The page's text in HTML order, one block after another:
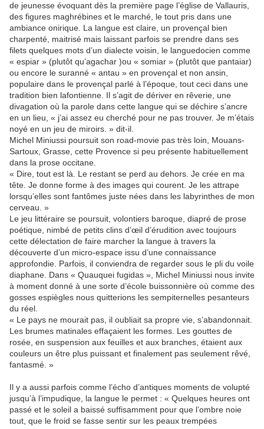
de jeunesse évoquant dès la première page l’église de Vallauris,
des figures maghrébines et le marché, le tout pris dans une
ambiance onirique. La langue est claire, un provençal bien
charpenté, maitrisé mais laissant parfois se prendre dans ses
filets quelques mots d’un dialecte voisin, le languedocien comme
« espiar » (plutôt qu’agachar )ou « somiar » (plutôt que pantaiar)
ou encore le suranné « antau » en provençal et non ansin,
populaire dans le provençal parlé à l’époque, tout ceci dans une
tradition bien lafontienne. Il s’agit de dériver en rêverie, une
divagation où la parole dans cette langue qui se déchire s’ancre
en un lieu, « j’ai assez eu cherché pour ne pas trouver. Je m’étais
noyé en un jeu de miroirs. » dit-il.
Michel Miniussi poursuit son road-movie pas très loin, Mouans-
Sartoux, Grasse, cette Provence si peu présente habituellement
dans la prose occitane.
« Dire, tout est là. Le restant se perd au dehors. Je crée en ma
tête. Je donne forme à des images qui courent. Je les attrape
lorsqu’elles sont fantômes juste nées dans les labyrinthes de mon
cerveau. »
Le jeu littéraire se poursuit, volontiers baroque, diapré de prose
poétique, nimbé de petits clins d’œil d’érudition avec toujours
cette délectation de faire marcher la langue à travers la
découverte d’un micro-espace issu d’une connaissance
approfondie. Parfois, il conviendra de regarder sous le pli du voile
diaphane. Dans « Quauquei fugidas », Michel Miniussi nous invite
à moment donné à une sorte d’école buissonnière où comme des
gosses espiègles nous quitterions les sempiternelles pesanteurs
du réel.
« Le pays ne mourait pas, il oubliait sa propre vie, s’abandonnait.
Les brumes matinales effaçaient les formes. Les gouttes de
rosée, en suspension aux feuilles et aux branches, étaient aux
couleurs un être plus puissant et finalement pas seulement rêvé,
fantasmé. »
Il y a aussi parfois comme l’écho d’antiques moments de volupté
jusqu’à l’impudique, la langue le permet : « Quelques heures ont
passé et le soleil a baissé suffisamment pour que l’ombre noie
tout, que le froid se fasse sentir sur les peaux trempées